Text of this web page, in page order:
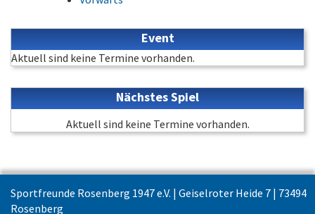
Event
Aktuell sind keine Termine vorhanden.
Nächstes Spiel
Aktuell sind keine Termine vorhanden.
Sportfreunde Rosenberg 1947 e.V. | Geiselroter Heide 7 | 73494
Rosenberg